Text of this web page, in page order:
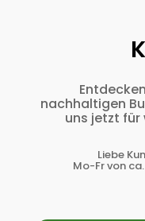
nachhaltigen
uns jetzt
Liebe
Mo-Fr von